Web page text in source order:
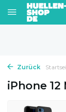
Zurück
iPhone 12